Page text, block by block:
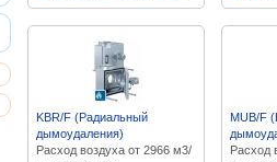
KBR/F (Радиальный
дымоудаления)
Расход воздуха от 2966 м3/
MUB/F
Расход